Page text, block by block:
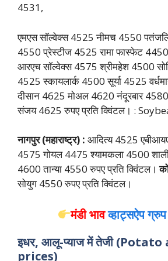
4531,
एमएस सॉल्वेक्स 4525 नीमच 4550
4550 प्रेस्टीज 4525 रामा फास्फेट
आरएच सॉल्वेक्स 4575 श्रीमहेश 4500
4525 स्कायलार्क 4500 सूर्या 4525
दीसान 4625 मोअल 4620 नंदूरबार
संजय 4625 रुपए प्रति क्विंटल। :
नागपुर (महाराष्ट्र) : आदित्य 4525
4575 गोयल 4475 श्यामकला 4500
4600 तान्या 4550 रुपए प्रति क्विंटल।
सोयुग 4550 रुपए प्रति क्विंटल।
मंडी भावव्हाट्सऐप ग्रुप
इधर, आलू-प्याज में तेजी
prices)